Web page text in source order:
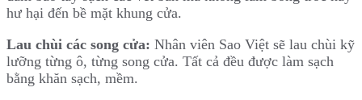
hư hại đến bề mặt khung cửa.
Lau chùi các song cửa: Nhân viên Sao Việt sẽ lau chùi kỹ
lưỡng từng ô, từng song cửa. Tất cả đều được làm sạch
bằng khăn sạch, mềm.